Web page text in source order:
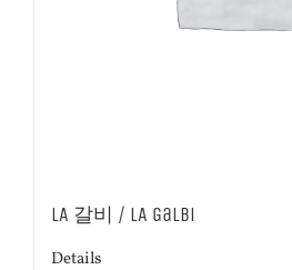
LA 갈비 / LA Galbi
Details